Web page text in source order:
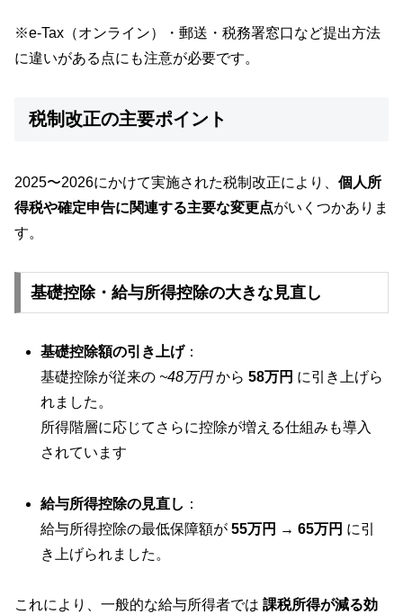
※e-Tax（オンライン）・郵送・税務署窓口など提出方法
に違いがある点にも注意が必要です。
税制改正の主要ポイント
2025〜2026にかけて実施された税制改正により、 個人所
得税や確定申告に関連する主要な変更点がいくつかありま
す。
基礎控除・給与所得控除の大きな見直し
基礎控除額の引き上げ：
基礎控除が従来の ~48万円から58万円 に引き上げら
れました。
所得階層に応じてさらに控除が増える仕組みも導入
されています
給与所得控除の見直し ：
給与所得控除の最低保障額が55万円 → 65万円 に引
き上げられました。
これにより、一般的な給与所得者では 課税所得が減る効